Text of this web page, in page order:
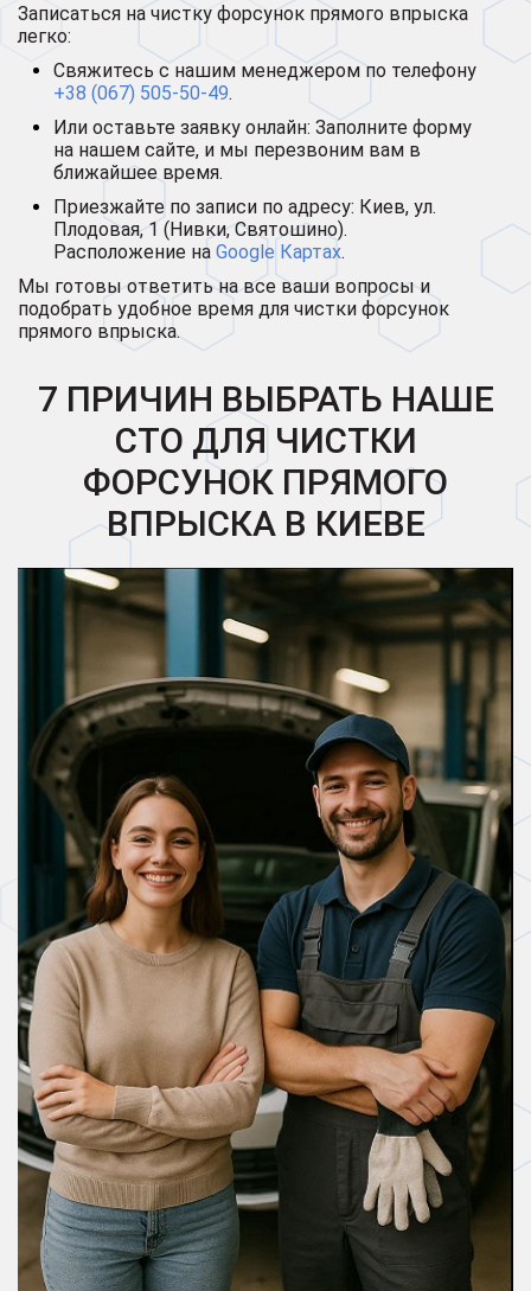
Записаться на чистку форсунок прямого впрыска
легко:
Свяжитесь с нашим менеджером по телефону
+38 (067) 505-50-49.
Или оставьте заявку онлайн: Заполните форму
на нашем сайте, и мы перезвоним вам в
ближайшее время.
Приезжайте по записи по адресу: Киев, ул.
Плодовая, 1 (Нивки, Святошино).
Расположение на Google Картах.
Мы готовы ответить на все ваши вопросы и
подобрать удобное время для чистки форсунок
прямого впрыска.
7 ПРИЧИН ВЫБРАТЬ НАШЕ
СТО ДЛЯ ЧИСТКИ
ФОРСУНОК ПРЯМОГО
ВПРЫСКА В КИЕВЕ